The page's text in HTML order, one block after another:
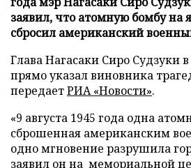
заявил, что атомную бомбу на
сбросил американский
Глава Нагасаки Сиро Судзуки
прямо указал виновника
передаетРИА «Новости».
«9 августа 1945 года одна
сброшенная американским
одно мгновение разрушила
заявил он на мемориальной